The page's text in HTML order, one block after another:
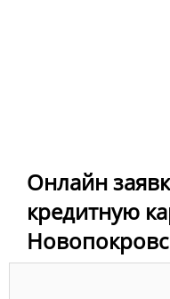
Онлайн
кредитную